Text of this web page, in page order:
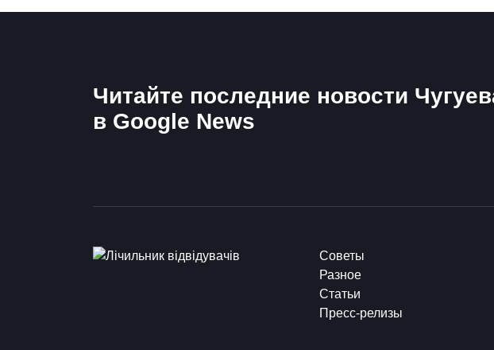
Читайте последние новости
в Google News
Советы
Разное
Статьи
Пресс-релизы